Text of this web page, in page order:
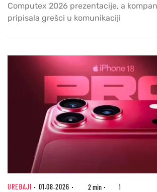
Computex 2026 prezentacije, a
pripisala grešci u komunikaciji
UREĐAJI 01.08.2026 2 min 1